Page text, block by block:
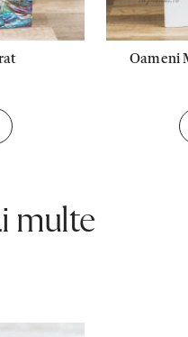
Oameni
multe